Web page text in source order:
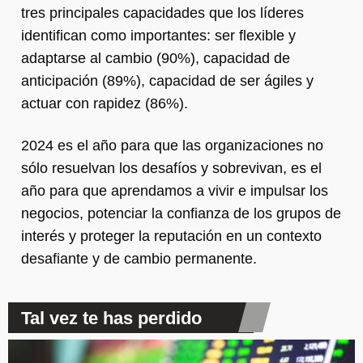
tres principales capacidades que los líderes
identifican como importantes: ser flexible y
adaptarse al cambio (90%), capacidad de
anticipación (89%), capacidad de ser ágiles y
actuar con rapidez (86%).
2024 es el año para que las organizaciones no
sólo resuelvan los desafíos y sobrevivan, es el
año para que aprendamos a vivir e impulsar los
negocios, potenciar la confianza de los grupos de
interés y proteger la reputación en un contexto
desafiante y de cambio permanente.
Tal vez te has perdido